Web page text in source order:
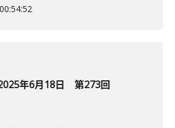
00:54:52
年6月18日 第273回